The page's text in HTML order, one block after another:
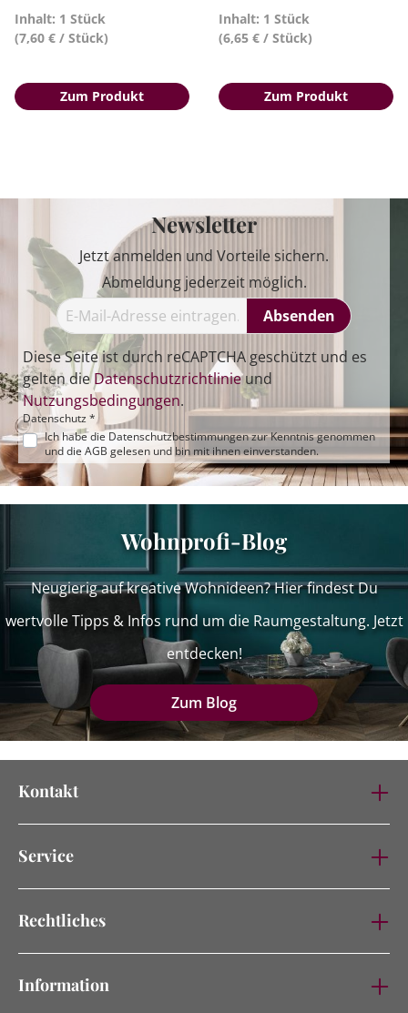
Inhalt: 1 Stück
(7,60 € / Stück)
Zum Produkt
Inhalt: 1 Stück
(6,65 € / Stück)
Zum Produkt
Newsletter
Jetzt anmelden und Vorteile sichern.
Abmeldung jederzeit möglich.
Absenden
Diese Seite ist durch reCAPTCHA geschützt und es
gelten dieDatenschutzrichtlinieund
Nutzungsbedingungen.
Datenschutz *
Ich habe die Datenschutzbestimmungenzur Kenntnis genommen
und die AGB gelesen und bin mit ihnen einverstanden.
Wohnprofi-Blog
Neugierig auf kreative Wohnideen? Hier findest Du
wertvolle Tipps & Infos rund um die Raumgestaltung. Jetzt
entdecken!
Zum Blog
Kontakt
Service
Rechtliches
Information